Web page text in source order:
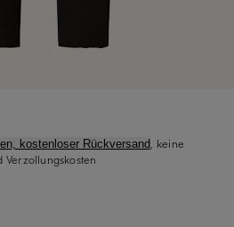
kostenloser Rückversand, keine